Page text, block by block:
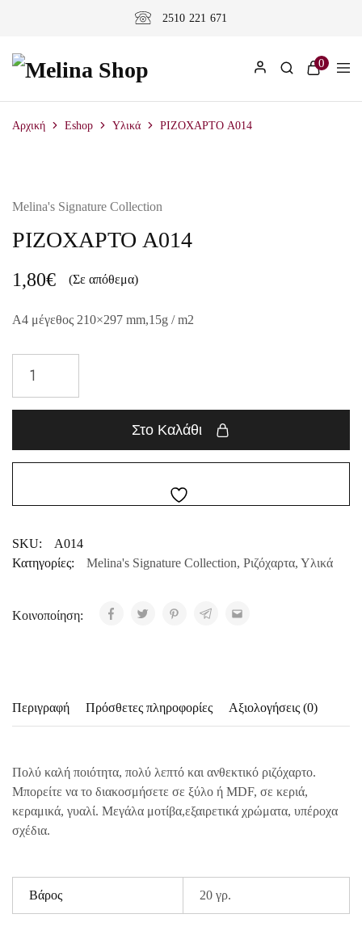
2510 221 671
0
Αρχική Eshop Υλικά ΡΙΖΟΧΑΡΤΟ A014
Melina's Signature Collection
ΡΙΖΟΧΑΡΤΟ A014
1,80€ (Σε απόθεμα)
A4 μέγεθος 210×297 mm,15g / m2
Στο Καλάθι
SKU:
A014
Κατηγορίες:
Melina's Signature Collection, Ριζόχαρτα, Υλικά
Κοινοποίηση:
Περιγραφή Πρόσθετες πληροφορίες Αξιολογήσεις (0)
Πολύ καλή ποιότητα, πολύ λεπτό και ανθεκτικό ριζόχαρτο.
Μπορείτε να το διακοσμήσετε σε ξύλο ή MDF, σε κεριά,
κεραμικά, γυαλί. Μεγάλα μοτίβα,εξαιρετικά χρώματα, υπέροχα
σχέδια.
Βάρος 20 γρ.